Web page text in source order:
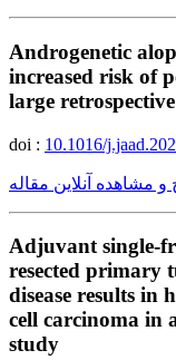
Androgenetic
increased risk of
large
doi : 10.1016/
و مشاهده آنلاین مقاله
Adjuvant single-
resected primary
disease results in
cell carcinoma in
study